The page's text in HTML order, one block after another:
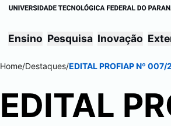
Ensino Pesquisa Inovação
Home/Destaques/EDITAL PROFIAP Nº
EDITAL